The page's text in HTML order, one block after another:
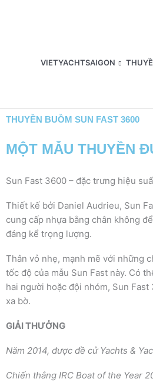
VIETYACHTSAIGON
THUYỀN BUỒM SUN FAST 3600
MỘT MẪU THUYỀN
Sun Fast 3600 – đặc trưng hiệu
Thiết kế bởi Daniel Audrieu, Sun
cung cấp nhựa bằng chân không
đáng kể trọng lượng.
Thân vỏ nhẹ, mạnh mẽ với những
tốc độ của mẫu Sun Fast này. Có
hai người hoặc đội nhóm, Sun
xa bờ.
GIẢI THƯỞNG
Năm 2014, được đề cử Yachts &
Chiến thắng IRC Boat of the Year